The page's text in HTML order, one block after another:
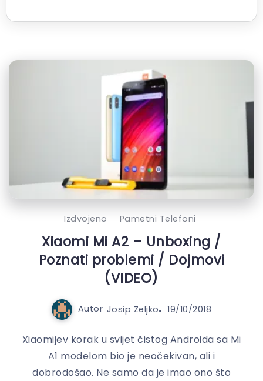
Izdvojeno Pametni Telefoni
Xiaomi Mi A2 – Unboxing /
Poznati problemi / Dojmovi
(VIDEO)
Autor Josip Zeljko 19/10/2018
Xiaomijev korak u svijet čistog Androida sa Mi
A1 modelom bio je neočekivan, ali i
dobrodošao. Ne samo da je imao ono što